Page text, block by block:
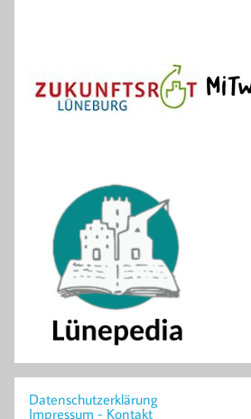
Datenschutzerklärung
Impressum - Kontakt